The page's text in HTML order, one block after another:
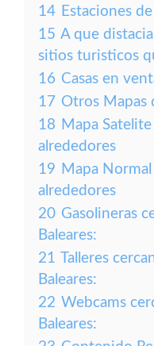
14 Estaciones
15 A que
sitios turisticos
16 Casas en
17 Otros Mapas
18 Mapa
alrededores
19 Mapa
alrededores
20 Gasolineras
Baleares:
21 Talleres
Baleares:
22 Webcams
Baleares: